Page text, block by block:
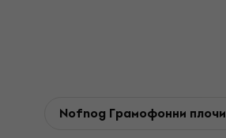
Nofnog Грамофонни плочи